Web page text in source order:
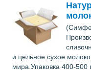
и цельное сухое
мира.Упаковка 400-500